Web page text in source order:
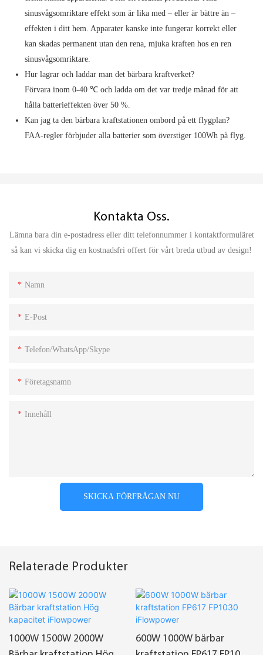
sinusvågsomriktare effekt som är lika med – eller är bättre än –
effekten i ditt hem. Apparater kanske inte fungerar korrekt eller
kan skadas permanent utan den rena, mjuka kraften hos en ren
sinusvågsomriktare.
Hur lagrar och laddar man det bärbara kraftverket?
Förvara inom 0-40 ℃ och ladda om det var tredje månad för att
hålla batterieffekten över 50 %.
Kan jag ta den bärbara kraftstationen ombord på ett flygplan?
FAA-regler förbjuder alla batterier som överstiger 100Wh på flyg.
Kontakta Oss.
Lämna bara din e-postadress eller ditt telefonnummer i kontaktformuläret
så kan vi skicka dig en kostnadsfri offert för vårt breda utbud av design!
Namn
E-Post
Telefon/WhatsApp/Skype
Företagsnamn
Innehåll
SKICKA FÖRFRÅGAN NU
Relaterade Produkter
1000W 1500W 2000W
600W 1000W bärbar